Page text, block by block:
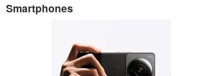
Smartphones